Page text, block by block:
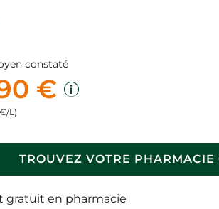
constaté
€
L)
TROUVEZ VOTRE PHARMACIE
gratuit en pharmacie